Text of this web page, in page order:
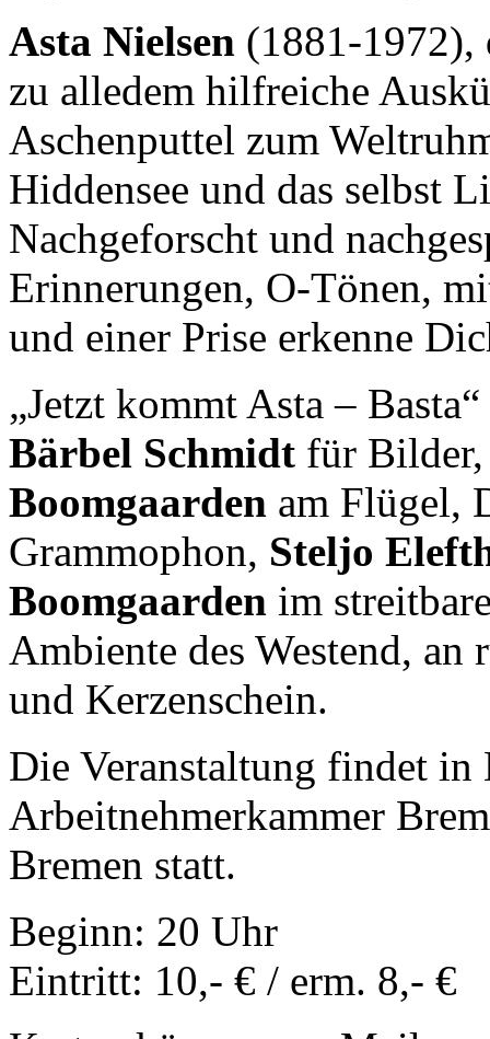
Asta Nielsen (1881-1972),
zu alledem hilfreiche
Aschenputtel zum
Hiddensee und das selbst
Nachgeforscht und
Erinnerungen, O-Tönen,
und einer Prise erkenne
„Jetzt kommt Asta –
Bärbel Schmidt für
Boomgaarden am Flügel,
Grammophon, Steljo
Boomgaarden im
Ambiente des Westend, an
und Kerzenschein.
Die Veranstaltung findet
Arbeitnehmerkammer
Bremen statt.
Beginn: 20 Uhr
Eintritt: 10,- € / erm. 8,- €